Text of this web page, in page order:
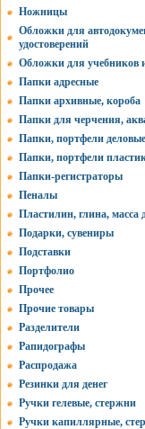
Ножницы
Обложки для
удостоверений
Обложки для учебников
Папки адресные
Папки архивные, короба
Папки для черчения,
Папки, портфели
Папки, портфели
Папки-регистраторы
Пеналы
Пластилин, глина, масса
Подарки, сувениры
Подставки
Портфолио
Прочее
Прочие товары
Разделители
Рапидографы
Распродажа
Резинки для денег
Ручки гелевые, стержни
Ручки капиллярные,